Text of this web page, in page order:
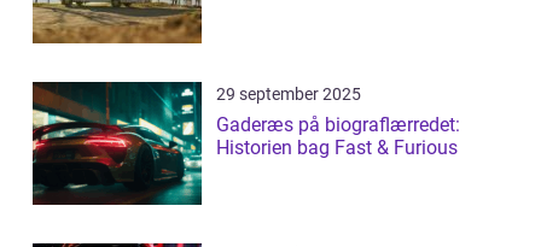
29 september 2025
Gaderæs på biograflærredet:
Historien bag Fast & Furious